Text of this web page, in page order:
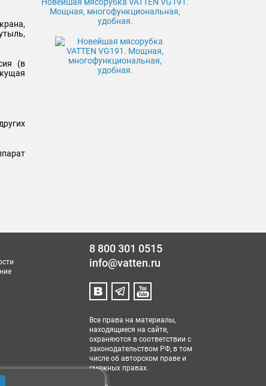
Мощная, многофункциональная,
удобная.
(в
8 800 301 0515
info@vatten.ru
Все права на материалы,
находящиеся на сайте,
охраняются в соответствии с
законодательством РФ, в том
числе об авторском праве и
смежных правах.